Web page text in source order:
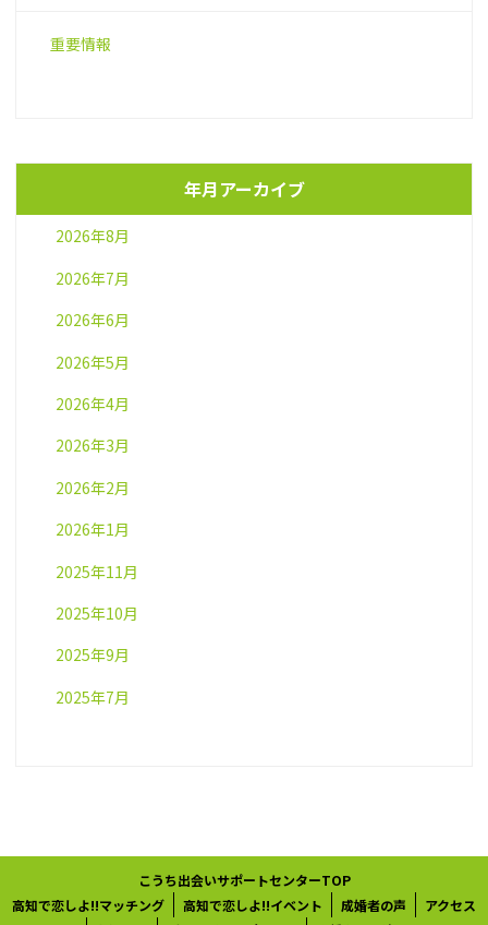
重要情報
年月アーカイブ
2026年8月
2026年7月
2026年6月
2026年5月
2026年4月
2026年3月
2026年2月
2026年1月
2025年11月
2025年10月
2025年9月
2025年7月
こうち出会いサポートセンターTOP
高知で恋しよ!!マッチング
高知で恋しよ!!イベント 成婚者の声
アクセス